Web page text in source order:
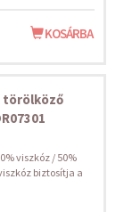
KOSÁRBA
törölköző
viszkóz / 50%
biztosítja a